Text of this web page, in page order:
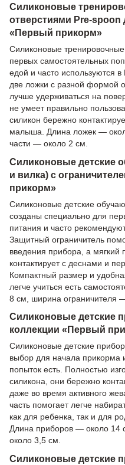
Силиконовые
отверстиями Pre-spoon
«Первый прикорм»
Силиконовые
первых самостоятельных
едой и часто используются
две ложки с разной формой
лучше удерживаться на
не умеет правильно
силикон бережно
малыша. Длина ложек —
части — около 2 см.
Силиконовые детские
и вилка) с
прикорм»
Силиконовые детские
созданы специально для
питания и часто
Защитный ограничитель
введения прибора, а
контактирует с деснами и
Компактный размер и
легче учиться есть
8 см, ширина ограничителя
Силиконовые детские
коллекции «Первый
Силиконовые детские
выбор для начала прикорма
попыток есть. Полностью
силикона, они бережно
даже во время активного
часть помогает легче
как для ребенка, так и для
Длина приборов — около 14
около 3,5 см.
Силиконовые детские